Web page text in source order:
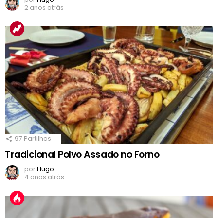
2 anos atrás
97 Partilhas
Tradicional Polvo Assado no Forno
porHugo
4 anos atrás